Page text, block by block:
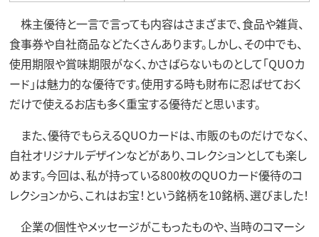
株主優待と一言で言っても内容はさまざまで、食品や雑貨、
食事券や自社商品などたくさんあります。しかし、その中でも、
使用期限や賞味期限がなく、かさばらないものとして「QUOカ
ード」は魅力的な優待です。使用する時も財布に忍ばせておく
だけで使えるお店も多く重宝する優待だと思います。
また、優待でもらえるQUOカードは、市販のものだけでなく、
自社オリジナルデザインなどがあり、コレクションとしても楽し
めます。今回は、私が持っている800枚のQUOカード優待のコ
レクションから、これはお宝！という銘柄を10銘柄、選びました！
企業の個性やメッセージがこもったものや、当時のコマーシ